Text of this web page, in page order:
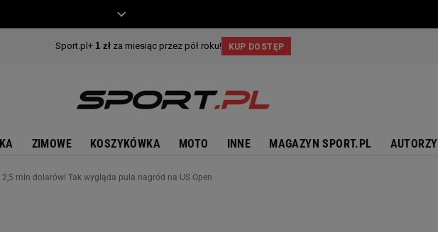
ZIMOWE KOSZYKÓWKA MOTO INNE MAGAZYN SPORT.PL AUTORZY
mln dolarów! Tak wygląda pula nagród na US Open